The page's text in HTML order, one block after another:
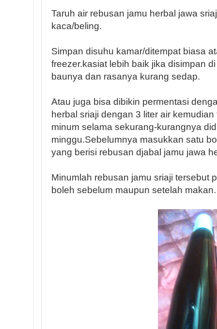
Taruh air rebusan jamu herbal jawa
kaca/beling.
Simpan disuhu kamar/ditempat biasa
freezer.kasiat lebih baik jika disimpan
baunya dan rasanya kurang sedap.
Atau juga bisa dibikin permentasi
herbal sriaji dengan 3 liter air
minum selama sekurang-kurangnya
minggu.Sebelumnya masukkan satu
yang berisi rebusan djabal jamu jawa
Minumlah rebusan jamu sriaji tersebut
boleh sebelum maupun setelah makan.